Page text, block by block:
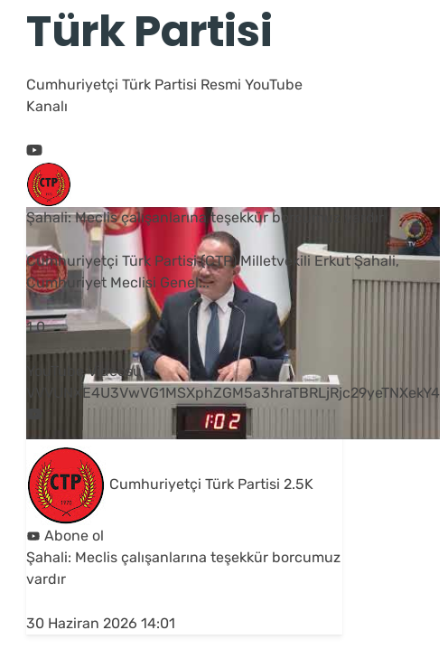
Türk Partisi
Cumhuriyetçi Türk Partisi Resmi YouTube
Kanalı
Şahali: Meclis çalışanlarına teşekkür borcumuz vardır
Cumhuriyetçi Türk Partisi (CTP) Milletvekili Erkut Şahali,
Cumhuriyet Meclisi Genel...
1 0
YouTube Videosu
VVVUNXE4U3VwVG1MSXphZGM5a3hraTBRLjRjc29yeTNXekY4
Cumhuriyetçi Türk Partisi 2.5K
Abone ol
Şahali: Meclis çalışanlarına teşekkür borcumuz
vardır
30 Haziran 2026 14:01